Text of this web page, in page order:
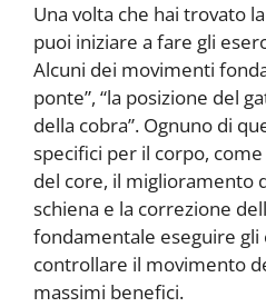
Una volta che hai trovato
puoi iniziare a fare gli
Alcuni dei movimenti
ponte”, “la posizione del
della cobra”. Ognuno di
specifici per il corpo,
del core, il miglioramento
schiena e la correzione
fondamentale eseguire
controllare il movimento
massimi benefici.